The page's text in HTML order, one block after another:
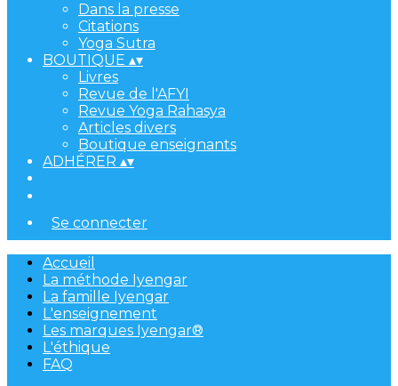
Dans la presse
Citations
Yoga Sutra
BOUTIQUE ▴▾
Livres
Revue de l'AFYI
Revue Yoga Rahasya
Articles divers
Boutique enseignants
ADHÉRER ▴▾
Se connecter
Accueil
La méthode Iyengar
La famille Iyengar
L'enseignement
Les marques Iyengar®
L'éthique
FAQ